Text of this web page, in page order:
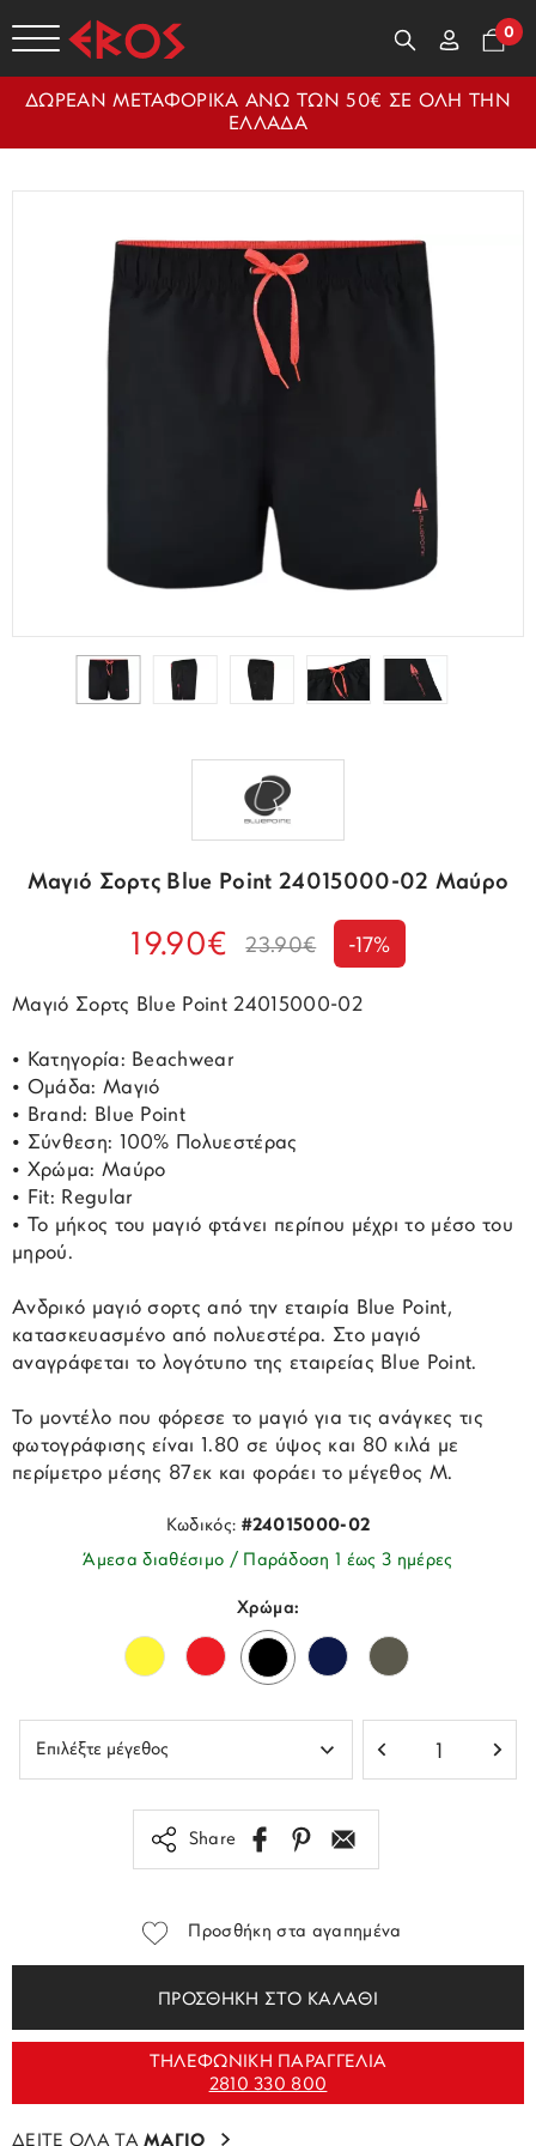
0
ΔΩΡΕΑΝ ΜΕΤΑΦΟΡΙΚΑ ΑΝΩ ΤΩΝ 50€ ΣΕ ΟΛΗ ΤΗΝ
ΕΛΛΑΔΑ
Μαγιό Σορτς Blue Point 24015000-02 Μαύρο
19.90€ 23.90€ -17%
Μαγιό Σορτς Blue Point 24015000-02
• Κατηγορία: Beachwear
• Ομάδα: Μαγιό
• Brand: Blue Point
• Σύνθεση: 100% Πολυεστέρας
• Χρώμα: Μαύρο
• Fit: Regular
• Το μήκος του μαγιό φτάνει περίπου μέχρι το μέσο του
μηρού.
Ανδρικό μαγιό σορτς από την εταιρία Blue Point,
κατασκευασμένο από πολυεστέρα. Στο μαγιό
αναγράφεται το λογότυπο της εταιρείας Blue Point.
Το μοντέλο που φόρεσε το μαγιό για τις ανάγκες τις
φωτογράφισης είναι 1.80 σε ύψος και 80 κιλά με
περίμετρο μέσης 87εκ και φοράει το μέγεθος Μ.
Κωδικός: #24015000-02
Άμεσα διαθέσιμο / Παράδοση 1 έως 3 ημέρες
Χρώμα:
Share
Προσθήκη στα αγαπημένα
ΠΡΟΣΘΗΚΗ ΣΤΟ ΚΑΛΑΘΙ
ΤΗΛΕΦΩΝΙΚΗ ΠΑΡΑΓΓΕΛΙΑ
2810 330 800
ΔΕΙΤΕ ΟΛΑ ΤΑΜΑΓΙΟ